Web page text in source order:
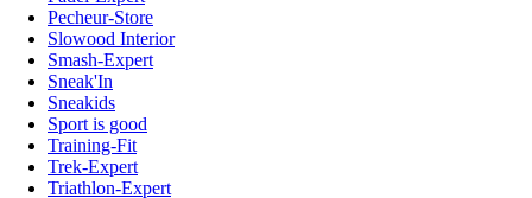
Pecheur-Store
Slowood Interior
Smash-Expert
Sneak'In
Sneakids
Sport is good
Training-Fit
Trek-Expert
Triathlon-Expert